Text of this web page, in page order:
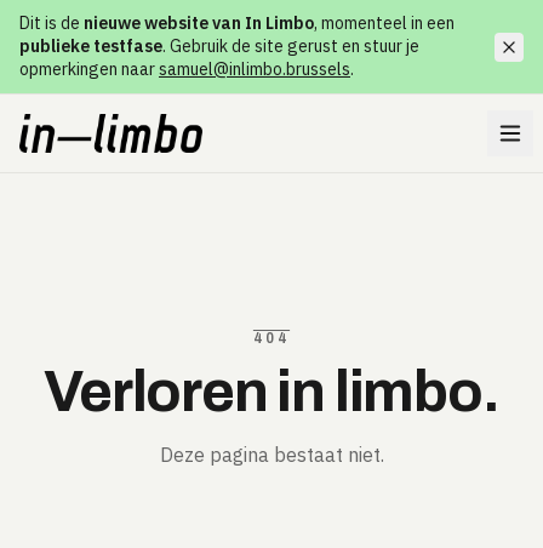
Dit is de nieuwe website van In Limbo, momenteel in een
publieke testfase. Gebruik de site gerust en stuur je
opmerkingen naarsamuel@inlimbo.brussels.
404
Verloren in limbo.
Deze pagina bestaat niet.